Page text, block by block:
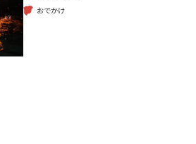
おでかけ